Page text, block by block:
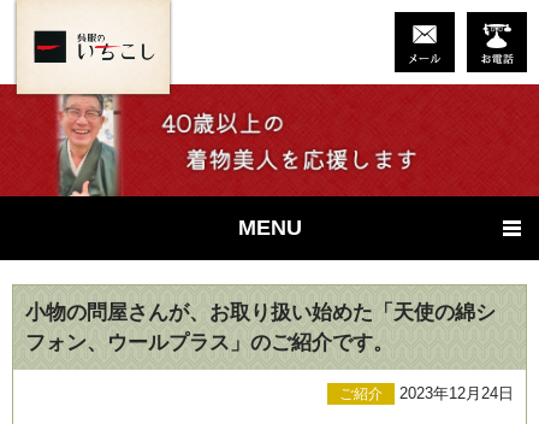
MENU
小物の問屋さんが、お取り扱い始めた「天使の綿シ
フォン、ウールプラス」のご紹介です。
ご紹介 2023年12月24日